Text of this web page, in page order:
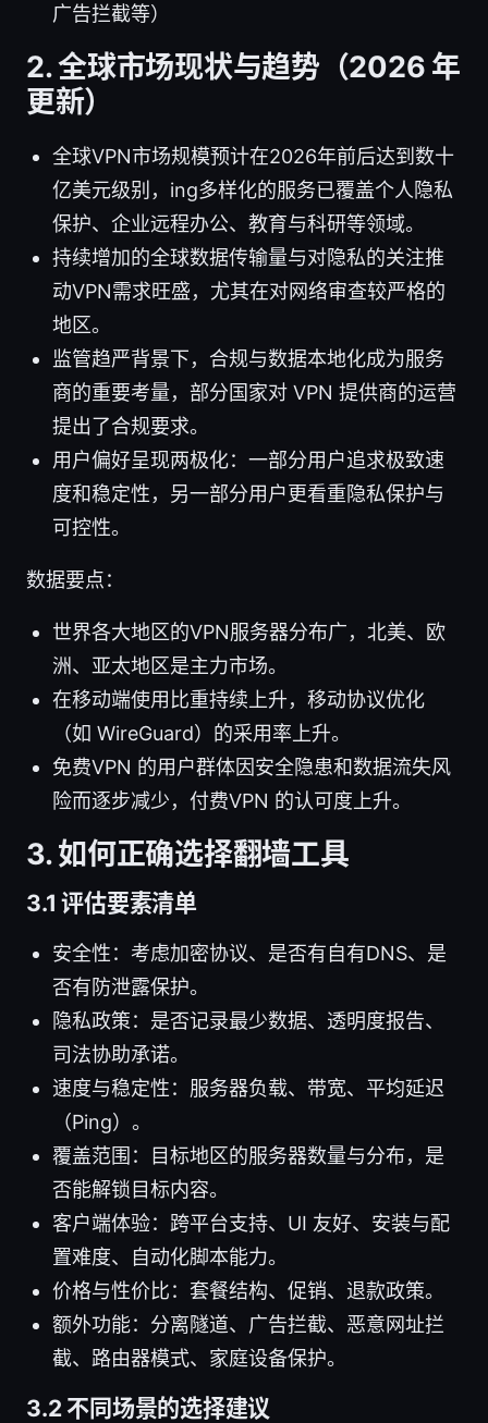
广告拦截等）
2. 全球市场现状与趋势（2026 年
更新）
全球VPN市场规模预计在2026年前后达到数十
亿美元级别，­ing多样化的服务已覆盖个人隐私
保护、企业远程办公、教育与科研等领域。
持续增加的全球数据传输量与对隐私的关注推
动VPN需求旺盛，尤其在对网络审查较严格的
地区。
监管趋严背景下，合规与数据本地化成为服务
商的重要考量，部分国家对 VPN 提供商的运营
提出了合规要求。
用户偏好呈现两极化：一部分用户追求极致速
度和稳定性，另一部分用户更看重隐私保护与
可控性。
数据要点：
世界各大地区的VPN服务器分布广，北美、欧
洲、亚太地区是主力市场。
在移动端使用比重持续上升，移动协议优化
（如 WireGuard）的采用率上升。
免费VPN 的用户群体因安全隐患和数据流失风
险而逐步减少，付费VPN 的认可度上升。
3. 如何正确选择翻墙工具
3.1 评估要素清单
安全性：考虑加密协议、是否有自有DNS、是
否有防泄露保护。
隐私政策：是否记录最少数据、透明度报告、
司法协助承诺。
速度与稳定性：服务器负载、带宽、平均延迟
（Ping）。
覆盖范围：目标地区的服务器数量与分布，是
否能解锁目标内容。
客户端体验：跨平台支持、UI 友好、安装与配
置难度、自动化脚本能力。
价格与性价比：套餐结构、促销、退款政策。
额外功能：分离隧道、广告拦截、恶意网址拦
截、路由器模式、家庭设备保护。
3.2 不同场景的选择建议